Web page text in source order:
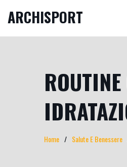
ARCHISPORT
Home Salute E Benessere